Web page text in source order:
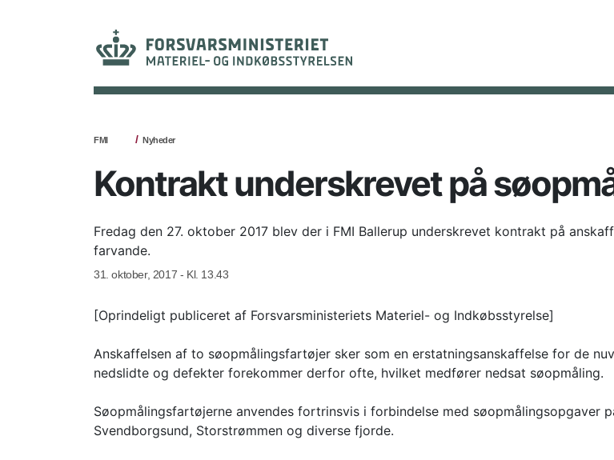
FMI Nyheder
Kontrakt underskrevet på
Fredag den 27. oktober 2017 blev der i FMI Ballerup underskrevet kontrakt på
farvande.
31. oktober, 2017 - Kl. 13.43
[Oprindeligt publiceret af Forsvarsministeriets Materiel- og Indkøbsstyrelse]
Anskaffelsen af to søopmålingsfartøjer sker som en erstatningsanskaffelse for de
nedslidte og defekter forekommer derfor ofte, hvilket medfører nedsat søopmåling.
Søopmålingsfartøjerne anvendes fortrinsvis i forbindelse med søopmålingsopgaver
Svendborgsund, Storstrømmen og diverse fjorde.